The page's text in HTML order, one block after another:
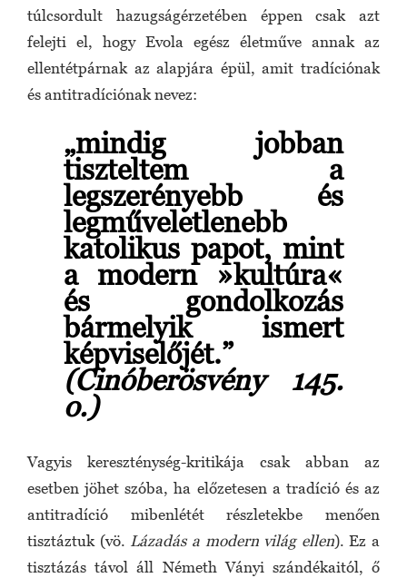
túlcsordult hazugságérzetében éppen csak azt
felejti el, hogy Evola egész életműve annak az
ellentétpárnak az alapjára épül, amit tradíciónak
és antitradíciónak nevez:
„mindig jobban
tiszteltem a
legszerényebb és
legműveletlenebb
katolikus papot, mint
a modern »kultúra«
és gondolkozás
bármelyik ismert
képviselőjét.”
(Cinóberösvény 145.
o.)
Vagyis kereszténység-kritikája csak abban az
esetben jöhet szóba, ha előzetesen a tradíció és az
antitradíció mibenlétét részletekbe menően
tisztáztuk (vö. Lázadás a modern világ ellen). Ez a
tisztázás távol áll Németh Ványi szándékaitól, ő